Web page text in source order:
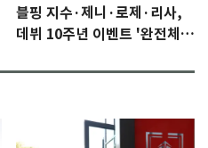
블핑 지수·제니·로제·리사,
데뷔 10주년 이벤트 '완전체'